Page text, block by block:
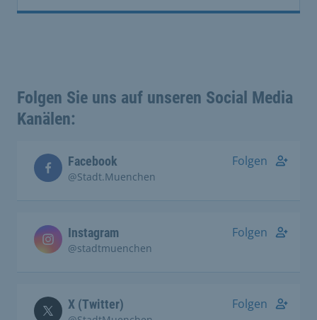
Folgen Sie uns auf unseren Social Media
Kanälen:
Facebook
@Stadt.Muenchen
Folgen
Instagram
@stadtmuenchen
Folgen
X (Twitter) Folgen